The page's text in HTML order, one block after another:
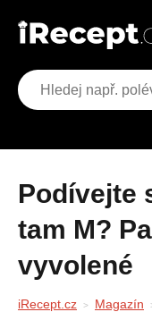
Podívejte se na dlaň. Máte
tam M?
vyvolené
iRecept.cz Magazín